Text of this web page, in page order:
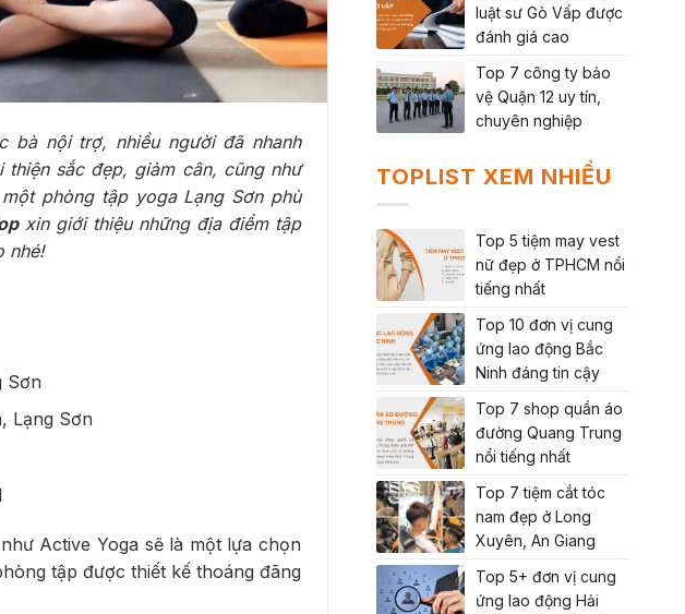
bà nội trợ, nhiều người đã nhanh
sắc đẹp, giảm cân, cũng như
phòng tập yoga Lạng Sơn phù
xin giới thiệu những địa điểm tập
nhé!
Sơn
Lạng Sơn
Active Yoga sẽ là một lựa chọn
tập được thiết kế thoáng đãng
luật sư Gò Vấp được
đánh giá cao
Top 7 công ty bảo
vệ Quận 12 uy tín,
chuyên nghiệp
TOPLIST XEM NHIỀU
Top 5 tiệm may vest
nữ đẹp ở TPHCM nổi
tiếng nhất
Top 10 đơn vị cung
ứng lao động Bắc
Ninh đáng tin cậy
Top 7 shop quần áo
đường Quang Trung
nổi tiếng nhất
Top 7 tiệm cắt tóc
nam đẹp ở Long
Xuyên, An Giang
Top 5+ đơn vị cung
ứng lao động Hải